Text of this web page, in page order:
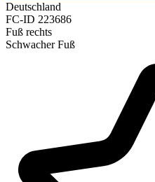
Deutschland
FC-ID 223686
Fuß rechts
Schwacher Fuß